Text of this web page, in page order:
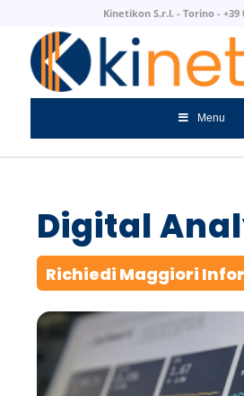
Kinetikon S.r.l. - Torino - +39
Menu
Digital
Richiedi Maggiori